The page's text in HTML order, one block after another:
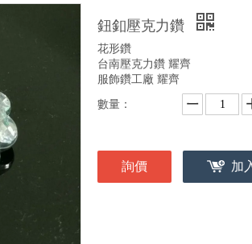
鈕釦壓克力鑽
花形鑽
台南壓克力鑽 耀齊
服飾鑽工廠 耀齊
數量：
詢價 加